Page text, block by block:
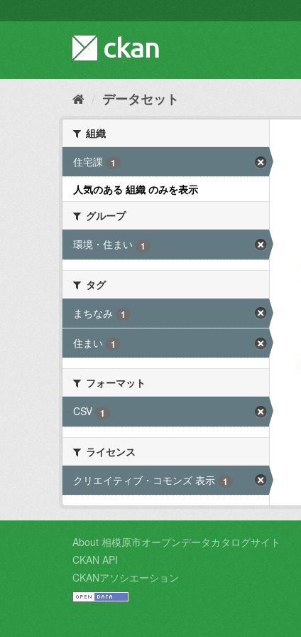
キ
て
データセット
組織
住宅課
1
人気のある 組織 のみを表示
グループ
環境・住まい
1
タグ
まちなみ
1
住まい 1
フォーマット
CSV
1
ライセンス
クリエイティブ・コモンズ 表示
1
About 相模原市オープンデータカタログサイト
CKAN API
CKANアソシエーション